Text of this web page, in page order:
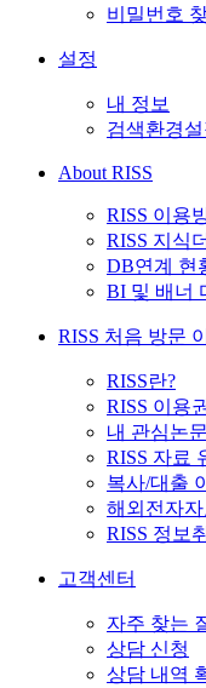
비밀번호 찾
설정
내 정보
검색환경설
About RISS
RISS 이용
RISS 지식
DB연계 현
BI 및 배너
RISS 처음 방문
RISS란?
RISS 이용
내 관심논
RISS 자료
복사/대출
해외전자
RISS 정보
고객센터
자주 찾는
상담 신청
상담 내역